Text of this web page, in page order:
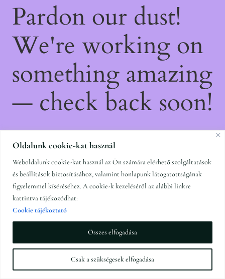
Oldalunk cookie-kat használ
Weboldalunk cookie-kat használ az Ön számára elérhető szolgáltatások
és beállítások biztosításához, valamint honlapunk látogatottságának
figyelemmel kíséréséhez. A cookie-k kezeléséről az alábbi linkre
kattintva tájékozódhat:
Cookie tájékoztató
Csak a szükségesek elfogadása
Összes elfogadása
Pardon our dust!
We're working on
something amazing
— check back soon!